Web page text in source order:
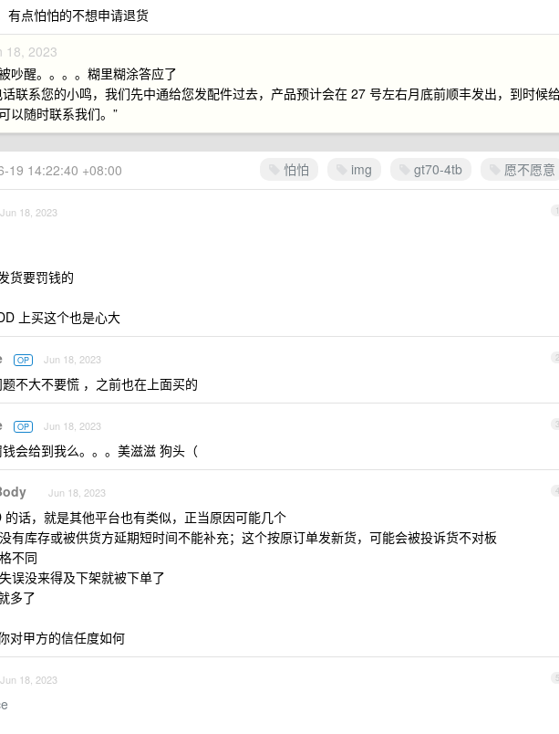
有点怕怕的不想申请退货
18, 2023
吵醒。。。。糊里糊涂答应了
联系您的小鸣，我们先中通给您发配件过去，产品预计会在 27 号左右月底前顺丰发出，到时候
以随时联系我们。”
怕怕 img gt70-4tb 愿不愿意
19 14:22:40 +08:00
1
Jun 18, 2023
货要罚钱的
上买这个也是心大
2
OP Jun 18, 2023
题不大不要慌 ，之前也在上面买的
3
OP Jun 18, 2023
钱会给到我么。。。美滋滋 狗头（
4
Jun 18, 2023
的话，就是其他平台也有类似，正当原因可能几个
有库存或被供货方延期短时间不能补充；这个按原订单发新货，可能会被投诉货不对板
不同
误没来得及下架就被下单了
多了
对甲方的信任度如何
5
Jun 18, 2023